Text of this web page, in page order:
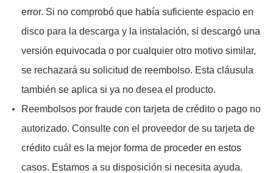
error. Si no comprobó que había suficiente espacio en
disco para la descarga y la instalación, si descargó una
versión equivocada o por cualquier otro motivo similar,
se rechazará su solicitud de reembolso. Esta cláusula
también se aplica si ya no desea el producto.
Reembolsos por fraude con tarjeta de crédito o pago no
autorizado. Consulte con el proveedor de su tarjeta de
crédito cuál es la mejor forma de proceder en estos
casos. Estamos a su disposición si necesita ayuda.